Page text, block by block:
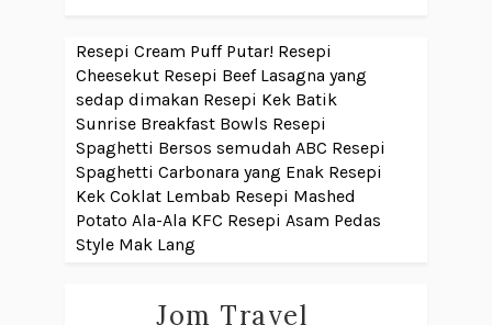
Resepi Cream Puff Putar! Resepi
Cheesekut Resepi Beef Lasagna yang
sedap dimakan Resepi Kek Batik
Sunrise Breakfast Bowls Resepi
Spaghetti Bersos semudah ABC Resepi
Spaghetti Carbonara yang Enak Resepi
Kek Coklat Lembab Resepi Mashed
Potato Ala-Ala KFC Resepi Asam Pedas
Style Mak Lang
Jom Travel